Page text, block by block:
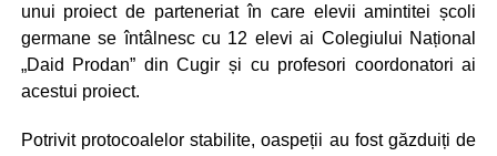
unui proiect de parteneriat în care elevii amintitei școli
germane se întâlnesc cu 12 elevi ai Colegiului Național
„Daid Prodan” din Cugir și cu profesori coordonatori ai
acestui proiect.
Potrivit protocoalelor stabilite, oaspeții au fost găzduiți de